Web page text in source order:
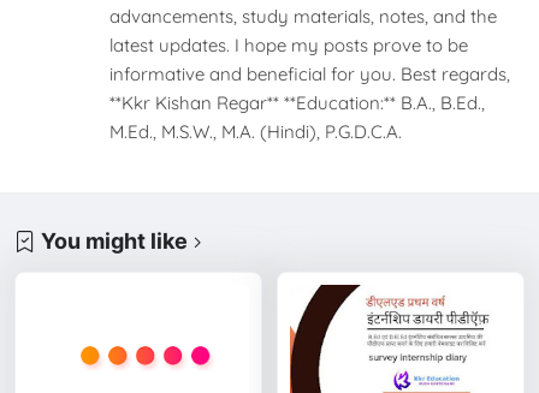
advancements, study materials, notes, and the
latest updates. I hope my posts prove to be
informative and beneficial for you. Best regards,
**Kkr Kishan Regar** **Education:** B.A., B.Ed.,
M.Ed., M.S.W., M.A. (Hindi), P.G.D.C.A.
You might like